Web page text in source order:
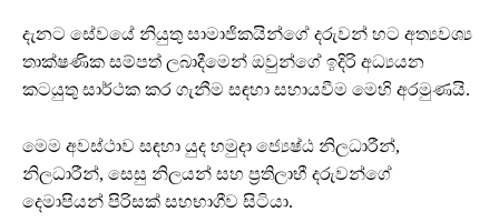
දැනට සේවයේ නියුතු සාමාජිකයින්ගේ දරුවන් හට අත්‍යවශ්‍ය
තාක්ෂණික සම්පත් ලබාදීමෙන් ඔවුන්ගේ ඉදිරි අධ්‍යයන
කටයුතු සාර්ථක කර ගැනීම සඳහා සහායවීම මෙහි අරමුණයි.
මෙම අවස්ථාව සඳහා යුද හමුදා ජ්‍යෙෂ්ඨ නිලධාරීන්,
නිලධාරීන්, සෙසු නිලයන් සහ ප්‍රතිලාභී දරුවන්ගේ
දෙමාපියන් පිරිසක් සහභාගීව සිටියා.